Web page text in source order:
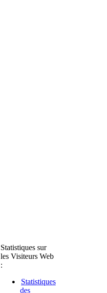
Statistiques sur
les Visiteurs Web
:
Statistiques
des